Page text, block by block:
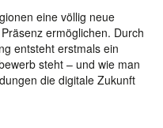
eine völlig neue
ermöglichen. Durch
entsteht erstmals ein
steht – und wie man
die digitale Zukunft